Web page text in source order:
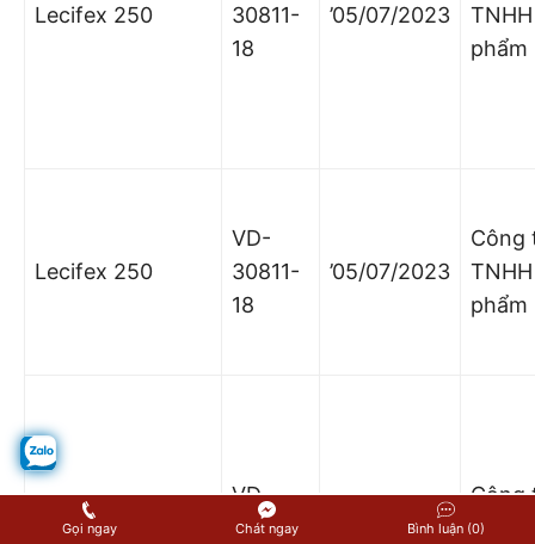
Lecifex 250
30811-
18
’05/07/2023
phẩm
Lecifex 250
VD-
30811-
18
’05/07/2023
Công
phẩm
Lecifex 500
VD-
30812-
’05/07/2023
Công
Gọi ngay Chát ngay Bình luận (0)